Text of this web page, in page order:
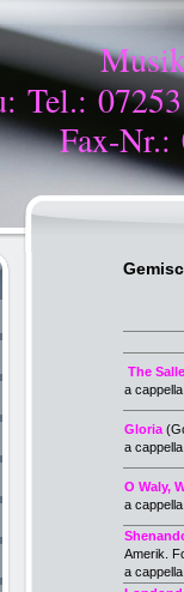
Tel.:
Fax-Nr.:
The
a
Gloria
a
O Waly,
a
Amerik.
a